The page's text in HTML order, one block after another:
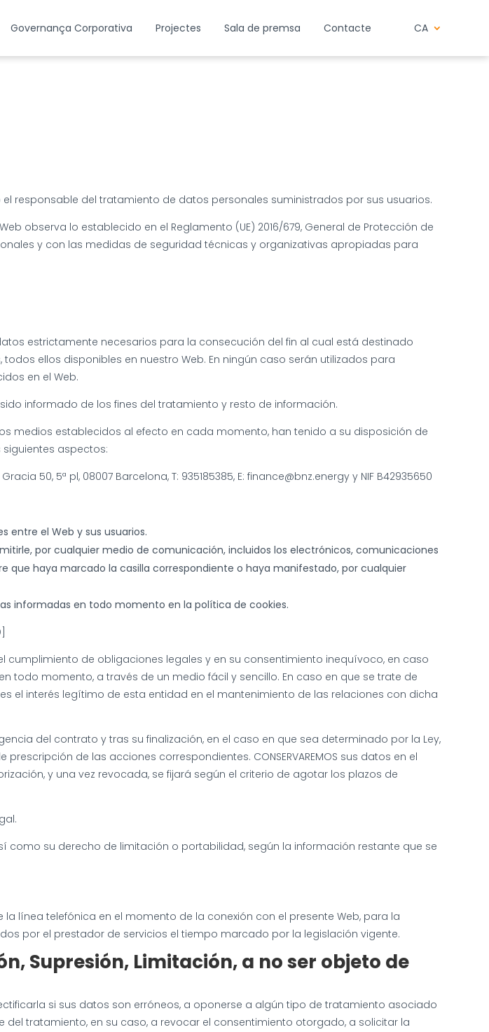
Governança Corporativa Projectes Sala de premsa Contacte CA
el responsable del tratamiento de datos personales suministrados por sus usuarios.
observa lo establecido en el Reglamento (UE) 2016/679, General de Protección de
y con las medidas de seguridad técnicas y organizativas apropiadas para
estrictamente necesarios para la consecución del fin al cual está destinado
ellos disponibles en nuestro Web. En ningún caso serán utilizados para
en el Web.
informado de los fines del tratamiento y resto de información.
medios establecidos al efecto en cada momento, han tenido a su disposición de
aspectos:
Gracia 50, 5ª pl, 08007 Barcelona, T: 935185385, E: finance@bnz.energy y NIF B42935650
entre el Web y sus usuarios.
por cualquier medio de comunicación, incluidos los electrónicos, comunicaciones
haya marcado la casilla correspondiente o haya manifestado, por cualquier
informadas en todo momento en la política de cookies.
cumplimiento de obligaciones legales y en su consentimiento inequívoco, en caso
todo momento, a través de un medio fácil y sencillo. En caso en que se trate de
el interés legítimo de esta entidad en el mantenimiento de las relaciones con dicha
del contrato y tras su finalización, en el caso en que sea determinado por la Ley,
de las acciones correspondientes. CONSERVAREMOS sus datos en el
y una vez revocada, se fijará según el criterio de agotar los plazos de
como su derecho de limitación o portabilidad, según la información restante que se
línea telefónica en el momento de la conexión con el presente Web, para la
por el prestador de servicios el tiempo marcado por la legislación vigente.
Supresión, Limitación, a no ser objeto de
si sus datos son erróneos, a oponerse a algún tipo de tratamiento asociado
tratamiento, en su caso, a revocar el consentimiento otorgado, a solicitar la